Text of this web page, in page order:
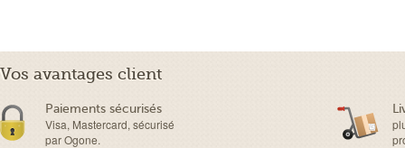
Vos avantages client
Paiements sécurisés
Visa, Mastercard, sécurisé
par Ogone.